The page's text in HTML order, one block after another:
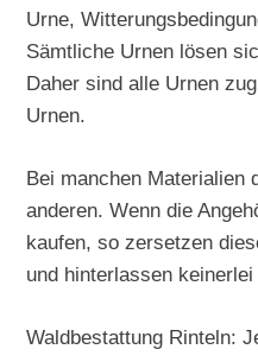
Urne,
Sämtliche Urnen lösen
Daher sind alle Urnen
Urnen.
Bei manchen Materialien
anderen. Wenn die
kaufen, so zersetzen
und hinterlassen
Waldbestattung Rinteln: